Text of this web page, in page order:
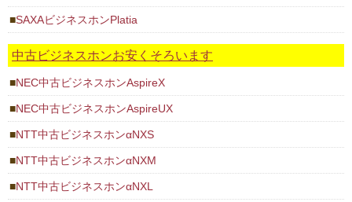
SAXAビジネスホンPlatia
中古ビジネスホンお安くそろいます
NEC中古ビジネスホンAspireX
NEC中古ビジネスホンAspireUX
NTT中古ビジネスホンαNXS
NTT中古ビジネスホンαNXM
NTT中古ビジネスホンαNXL